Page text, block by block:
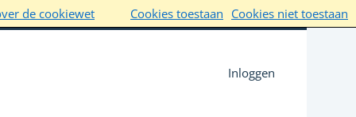
de cookiewet Cookies toestaan Cookies niet toestaan
Inloggen